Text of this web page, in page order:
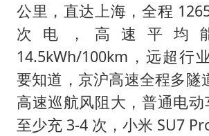
公里，直达上海，全程
次电，高速平均
14.5kWh/100km，远超行
要知道，京沪高速全程多隧
高速巡航风阻大，普通电动
至少充 3-4 次，小米 SU7